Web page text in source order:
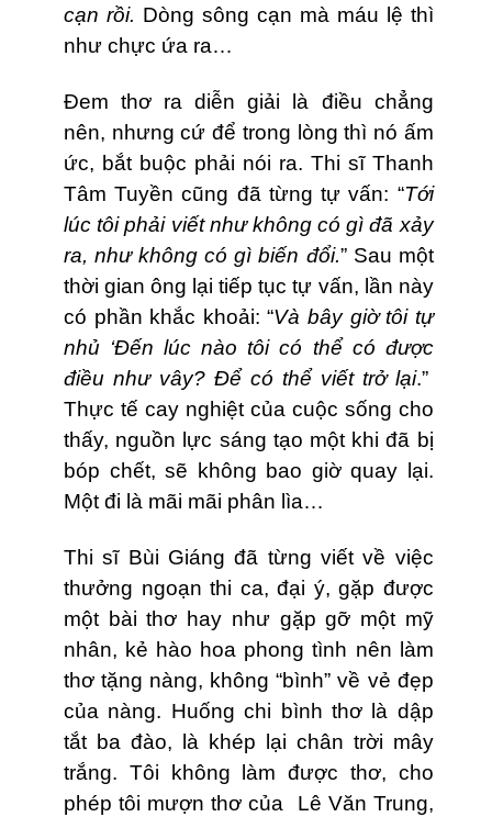
cạn rồi. Dòng sông cạn mà máu lệ thì
như chực ứa ra…
Đem thơ ra diễn giải là điều chẳng
nên, nhưng cứ để trong lòng thì nó ấm
ức, bắt buộc phải nói ra. Thi sĩ Thanh
Tâm Tuyền cũng đã từng tự vấn: “Tới
lúc tôi phải viết như không có gì đã xảy
ra, như không có gì biến đổi.” Sau một
thời gian ông lại tiếp tục tự vấn, lần này
có phần khắc khoải: “Và bây giờ tôi tự
nhủ ‘Đến lúc nào tôi có thể có được
điều như vây? Để có thể viết trở lại.”
Thực tế cay nghiệt của cuộc sống cho
thấy, nguồn lực sáng tạo một khi đã bị
bóp chết, sẽ không bao giờ quay lại.
Một đi là mãi mãi phân lìa…
Thi sĩ Bùi Giáng đã từng viết về việc
thưởng ngoạn thi ca, đại ý, gặp được
một bài thơ hay như gặp gỡ một mỹ
nhân, kẻ hào hoa phong tình nên làm
thơ tặng nàng, không “bình” về vẻ đẹp
của nàng. Huống chi bình thơ là dập
tắt ba đào, là khép lại chân trời mây
trắng. Tôi không làm được thơ, cho
phép tôi mượn thơ của Lê Văn Trung,